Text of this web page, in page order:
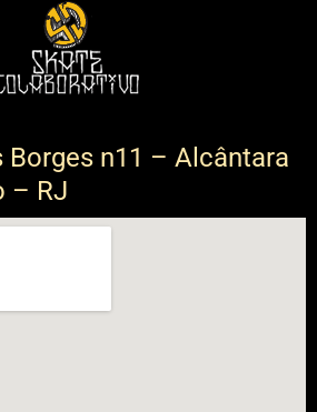
Borges n11 – Alcântara
– RJ